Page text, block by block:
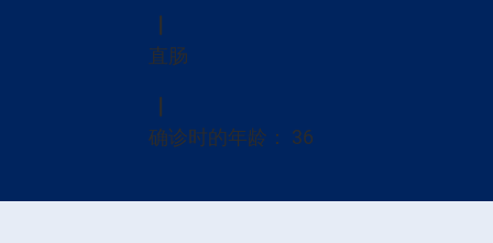
直肠
确诊时的年龄： 36